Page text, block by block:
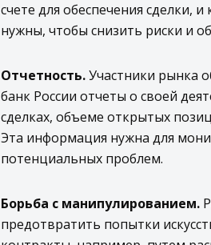
счете для обеспечения сделки,
нужны, чтобы снизить риски и
Отчетность.Участники рынка
банк России отчеты о своей
сделках, объеме открытых
Эта информация нужна для
потенциальных проблем.
Борьба с манипулированием.
предотвратить попытки